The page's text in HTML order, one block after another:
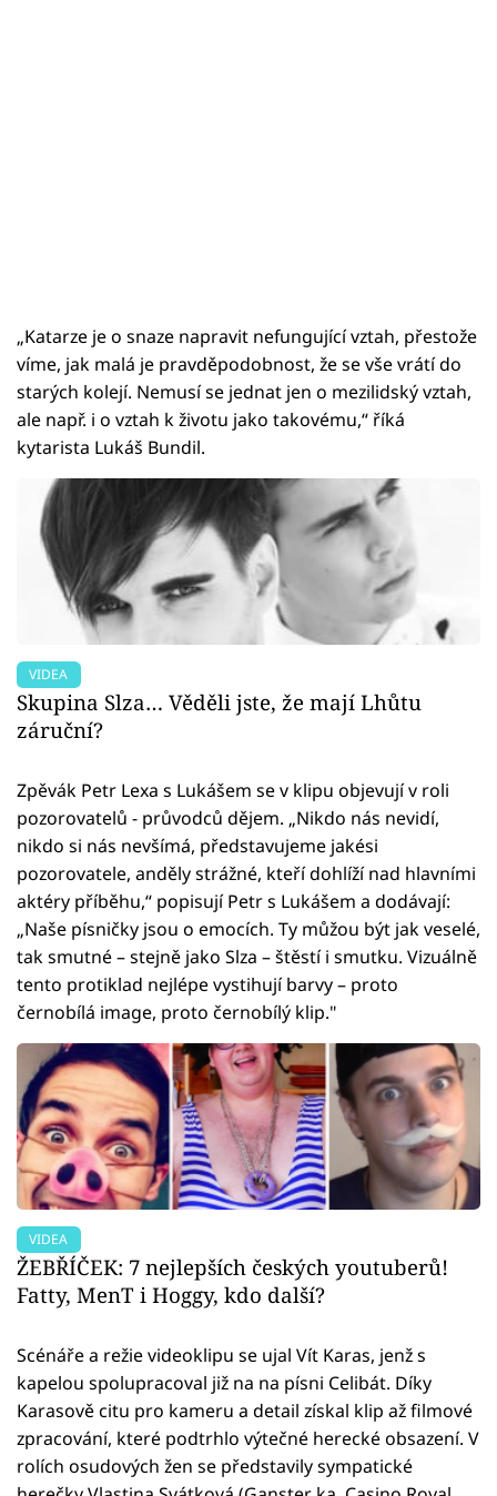
„Katarze je o snaze napravit nefungující vztah, přestože
víme, jak malá je pravděpodobnost, že se vše vrátí do
starých kolejí. Nemusí se jednat jen o mezilidský vztah,
ale např. i o vztah k životu jako takovému,“ říká
kytarista Lukáš Bundil.
VIDEA
Skupina Slza… Věděli jste, že mají Lhůtu
záruční?
Zpěvák Petr Lexa s Lukášem se v klipu objevují v roli
pozorovatelů - průvodců dějem. „Nikdo nás nevidí,
nikdo si nás nevšímá, představujeme jakési
pozorovatele, anděly strážné, kteří dohlíží nad hlavními
aktéry příběhu,“ popisují Petr s Lukášem a dodávají:
„Naše písničky jsou o emocích. Ty můžou být jak veselé,
tak smutné – stejně jako Slza – štěstí i smutku. Vizuálně
tento protiklad nejlépe vystihují barvy – proto
černobílá image, proto černobílý klip."
VIDEA
ŽEBŘÍČEK: 7 nejlepších českých youtuberů!
Fatty, MenT i Hoggy, kdo další?
Scénáře a režie videoklipu se ujal Vít Karas, jenž s
kapelou spolupracoval již na na písni Celibát. Díky
Karasově citu pro kameru a detail získal klip až filmové
zpracování, které podtrhlo výtečné herecké obsazení. V
rolích osudových žen se představily sympatické